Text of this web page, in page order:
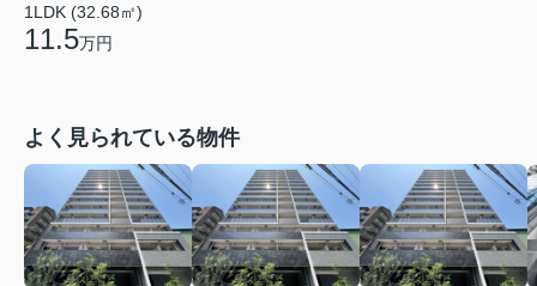
1LDK (32.68㎡)
11.5万円
よく見られている物件